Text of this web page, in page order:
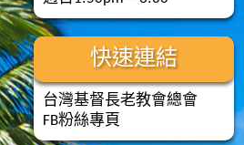
快速連結
台灣基督長老教會總會
FB粉絲專頁